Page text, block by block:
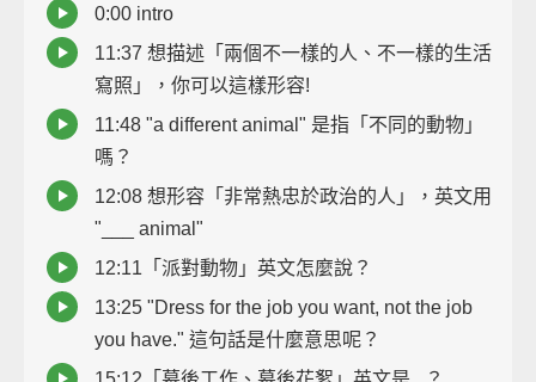
0:00 intro
11:37 想描述「兩個不一樣的人、不一樣的生活
寫照」，你可以這樣形容!
11:48 "a different animal" 是指「不同的動物」
嗎？
12:08 想形容「非常熱忠於政治的人」，英文用
"___ animal"
12:11「派對動物」英文怎麼說？
13:25 "Dress for the job you want, not the job
you have." 這句話是什麼意思呢？